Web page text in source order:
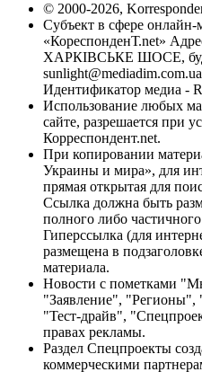
© 2000-2026,
Субъект в сфере
«КореспонденТ.net»
ХАРКІВСЬКЕ ШОСЕ,
sunlight@mediadim.com.ua
Идентификатор медиа -
Использование любых
сайте, разрешается при
Корреспондент.net.
При копировании
Украины и мира», для
прямая открытая для
Ссылка должна быть
полного либо
Гиперссылка (для
размещена в
материала.
Новости с пометками
"Заявление",
"Тест-драйв",
правах рекламы.
Раздел Спецпроекты
коммерческими